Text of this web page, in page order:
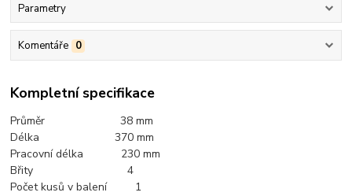
Parametry
Komentáře 0
Kompletní specifikace
Průměr 38 mm
Délka 370 mm
Pracovní délka 230 mm
Břity 4
Počet kusů v balení 1